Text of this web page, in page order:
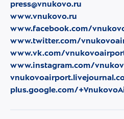
press@vnukovo.ru
www.vnukovo.ru
www.facebook.com/
www.twitter.com/
www.vk.com/
www.instagram.com/
plus.google.com/